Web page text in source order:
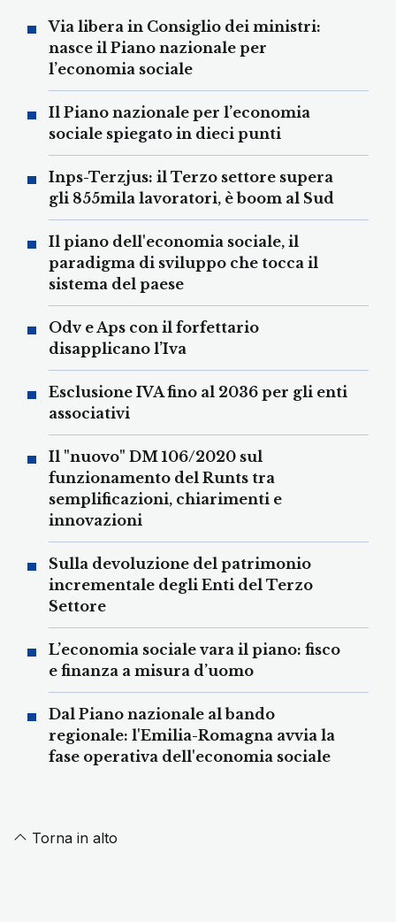
Via libera in Consiglio dei ministri:
nasce il Piano nazionale per
l’economia sociale
Il Piano nazionale per l’economia
sociale spiegato in dieci punti
Inps-Terzjus: il Terzo settore supera
gli 855mila lavoratori, è boom al Sud
Il piano dell'economia sociale, il
paradigma di sviluppo che tocca il
sistema del paese
Odv e Aps con il forfettario
disapplicano l’Iva
Esclusione IVA fino al 2036 per gli enti
associativi
Il "nuovo" DM 106/2020 sul
funzionamento del Runts tra
semplificazioni, chiarimenti e
innovazioni
Sulla devoluzione del patrimonio
incrementale degli Enti del Terzo
Settore
L’economia sociale vara il piano: fisco
e finanza a misura d’uomo
Dal Piano nazionale al bando
regionale: l'Emilia-Romagna avvia la
fase operativa dell'economia sociale
Torna in alto